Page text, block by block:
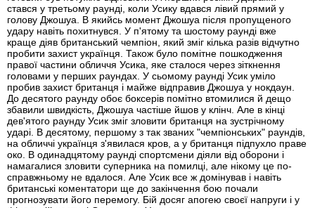
стався у третьому раунді, коли Усику вдався лівий прямий у
голову Джошуа. В якийсь момент Джошуа після пропущеного
удару навіть похитнувся. У п'ятому та шостому раунді вже
краще діяв британський чемпіон, який зміг кілька разів відчутно
пробити захист українця. Також було помітне пошкодження
правої частини обличчя Усика, яке сталося через зіткнення
головами у перших раундах. У сьомому раунді Усик уміло
пробив захист британця і майже відправив Джошуа у нокдаун.
До десятого раунду обоє боксерів помітно втомилися й дещо
збавили швидкість, Джошуа частіше йшов у клінч. Але в кінці
дев'ятого раунду Усик зміг зловити британця на зустрічному
ударі. В десятому, першому з так званих "чемпіонських" раундів,
на обличчі українця з'явилася кров, а у британця підпухло праве
око. В одинадцятому раунді спортсмени діяли від оборони і
намагалися зловити суперника на помилці, але нікому це по-
справжньому не вдалося. Але Усик все ж домінував і навіть
британські коментатори ще до закінчення бою почали
прогнозувати його перемогу. Бій досяг апогею своєї напруги і у